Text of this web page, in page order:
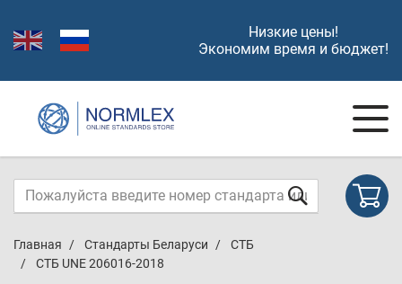
Низкие цены!
Экономим время и бюджет!
Главная Стандарты Беларуси
СТБ
СТБ UNE 206016-2018